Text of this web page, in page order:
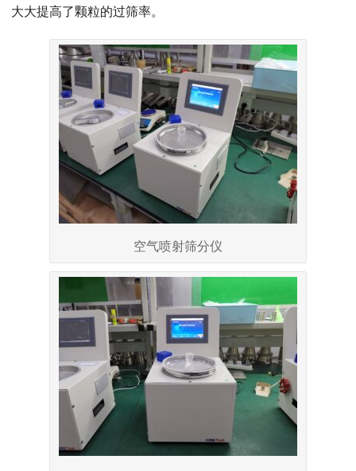
大大提高了颗粒的过筛率。
空气喷射筛分仪